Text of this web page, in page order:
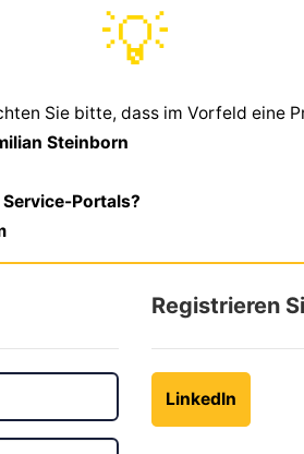
💡
Sie bitte, dass im Vorfeld eine
Steinborn
Portals?
Registrieren
LinkedIn